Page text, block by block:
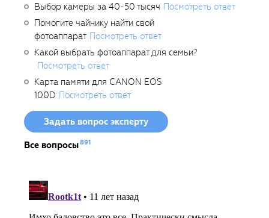
Выбор камеры за 40-50 тысяч Посмотреть ответ
Помогите чайнику найти свой
фотоаппарат Посмотреть ответ
Какой выбрать фотоаппарат для семьи?
Посмотреть ответ
Карта памяти для CANON EOS
100D Посмотреть ответ
Задать вопрос эксперту
Все вопросы891